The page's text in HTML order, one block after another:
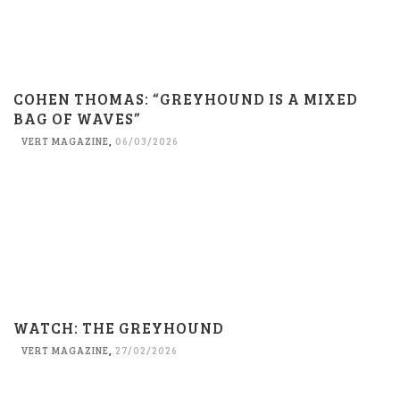
COHEN THOMAS: “GREYHOUND IS A MIXED
BAG OF WAVES”
VERT MAGAZINE, 06/03/2026
WATCH: THE GREYHOUND
VERT MAGAZINE, 27/02/2026